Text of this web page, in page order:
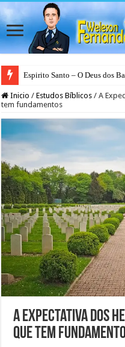
Espirito Santo – O Deus dos
Inicio / Estudos Bíblicos / A
tem fundamentos
A Expectativa dos
que tem